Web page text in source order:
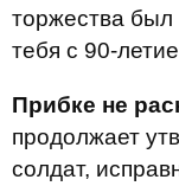
торжества
тебя с 90-
Прибке не
продолжает
солдат,